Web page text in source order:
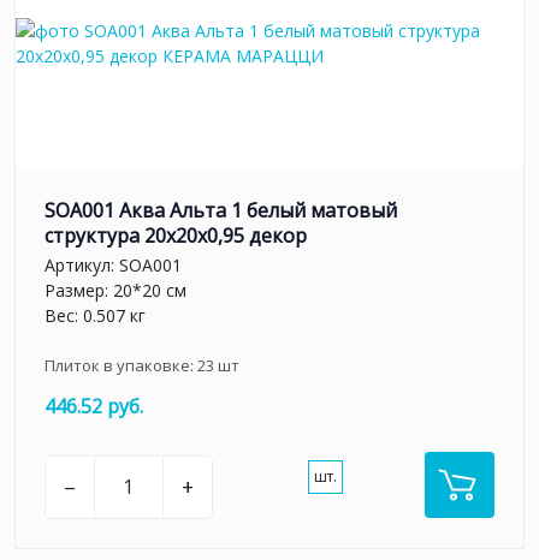
SOA001 Аква Альта 1 белый матовый
структура 20x20x0,95 декор
Артикул: SOA001
Размер: 20*20 см
Вес: 0.507 кг
Плиток в упаковке: 23 шт
446.52 руб.
– + шт.